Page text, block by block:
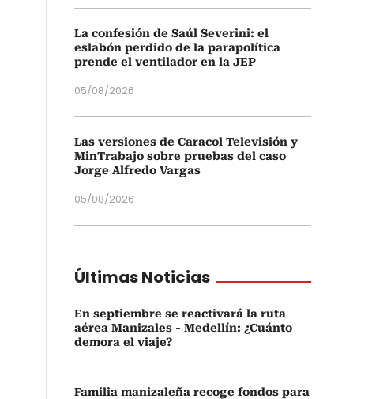
La confesión de Saúl Severini: el
eslabón perdido de la parapolítica
prende el ventilador en la JEP
05/08/2026
Las versiones de Caracol Televisión y
MinTrabajo sobre pruebas del caso
Jorge Alfredo Vargas
05/08/2026
Últimas Noticias
En septiembre se reactivará la ruta
aérea Manizales - Medellín: ¿Cuánto
demora el viaje?
Familia manizaleña recoge fondos para